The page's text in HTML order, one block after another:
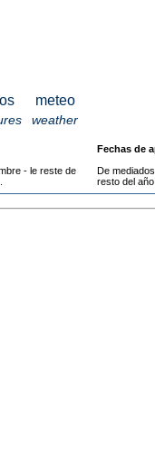
meteo
weather
- le reste de
Fechas de
De
resto del